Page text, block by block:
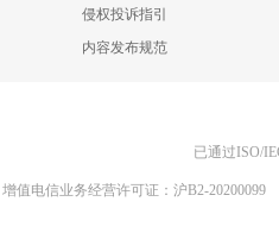
侵权投诉指引
内容发布规范
已通过ISO/
增值电信业务经营许可证：沪B2-20200099